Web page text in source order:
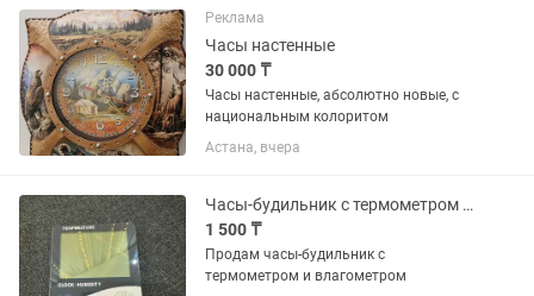
Реклама
Часы настенные
30 000 ₸
Часы настенные, абсолютно новые, с
национальным колоритом
Астана, вчера
Часы-будильник с термометром и влагометром
1 500 ₸
Продам часы-будильник с
термометром и влагометром